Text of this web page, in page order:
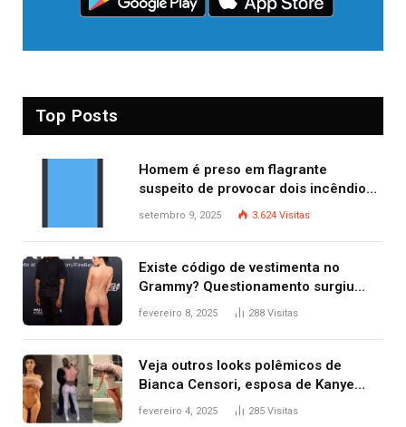
Top Posts
Homem é preso em flagrante
suspeito de provocar dois incêndios
criminosos no mesmo dia
setembro 9, 2025 3.624 Visitas
Existe código de vestimenta no
Grammy? Questionamento surgiu
após Bianca Censori, mulher de
fevereiro 8, 2025 288 Visitas
Veja outros looks polêmicos de
Bianca Censori, esposa de Kanye
West que apareceu nua no Grammy
fevereiro 4, 2025 285 Visitas